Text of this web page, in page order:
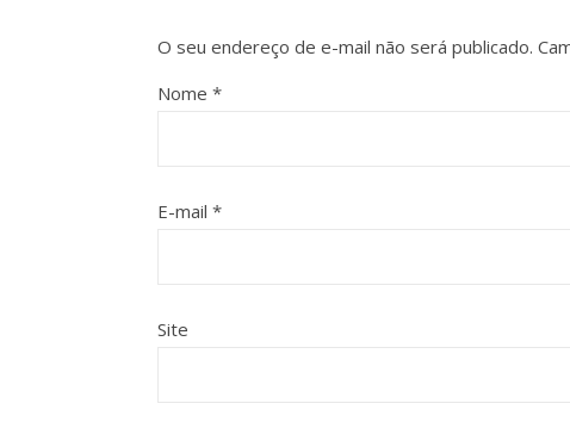
O seu endereço de e-mail não será publicado.
Nome *
E-mail *
Site